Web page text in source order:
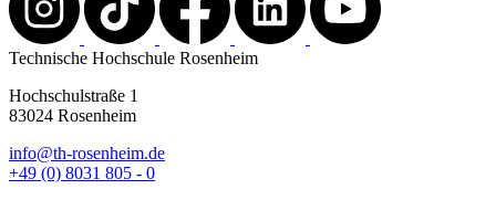
Technische Hochschule Rosenheim
Hochschulstraße 1
83024 Rosenheim
info@th-rosenheim.de
+49 (0) 8031 805 - 0